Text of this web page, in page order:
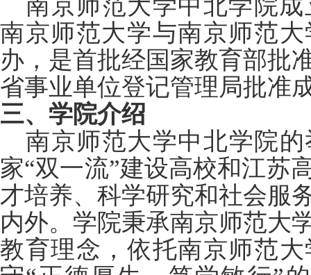
南京师范大学中北学院
南京师范大学与南京师范
办，是首批经国家教育部批
省事业单位登记管理局批准
三、学院介绍
南京师范大学中北学院
家“双一流”建设高校和江苏
才培养、科学研究和社会服
内外。学院秉承南京师范大
教育理念，依托南京师范